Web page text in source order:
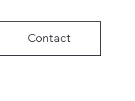
Contact